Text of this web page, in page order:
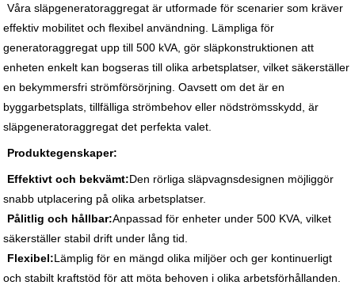
Våra släpgeneratoraggregat är utformade för scenarier som kräver
effektiv mobilitet och flexibel användning. Lämpliga för
generatoraggregat upp till 500 kVA, gör släpkonstruktionen att
enheten enkelt kan bogseras till olika arbetsplatser, vilket säkerställer
en bekymmersfri strömförsörjning. Oavsett om det är en
byggarbetsplats, tillfälliga strömbehov eller nödströmsskydd, är
släpgeneratoraggregat det perfekta valet.
Produktegenskaper:
Effektivt och bekvämt:Den rörliga släpvagnsdesignen möjliggör
snabb utplacering på olika arbetsplatser.
Pålitlig och hållbar:Anpassad för enheter under 500 KVA, vilket
säkerställer stabil drift under lång tid.
Flexibel:Lämplig för en mängd olika miljöer och ger kontinuerligt
och stabilt kraftstöd för att möta behoven i olika arbetsförhållanden.